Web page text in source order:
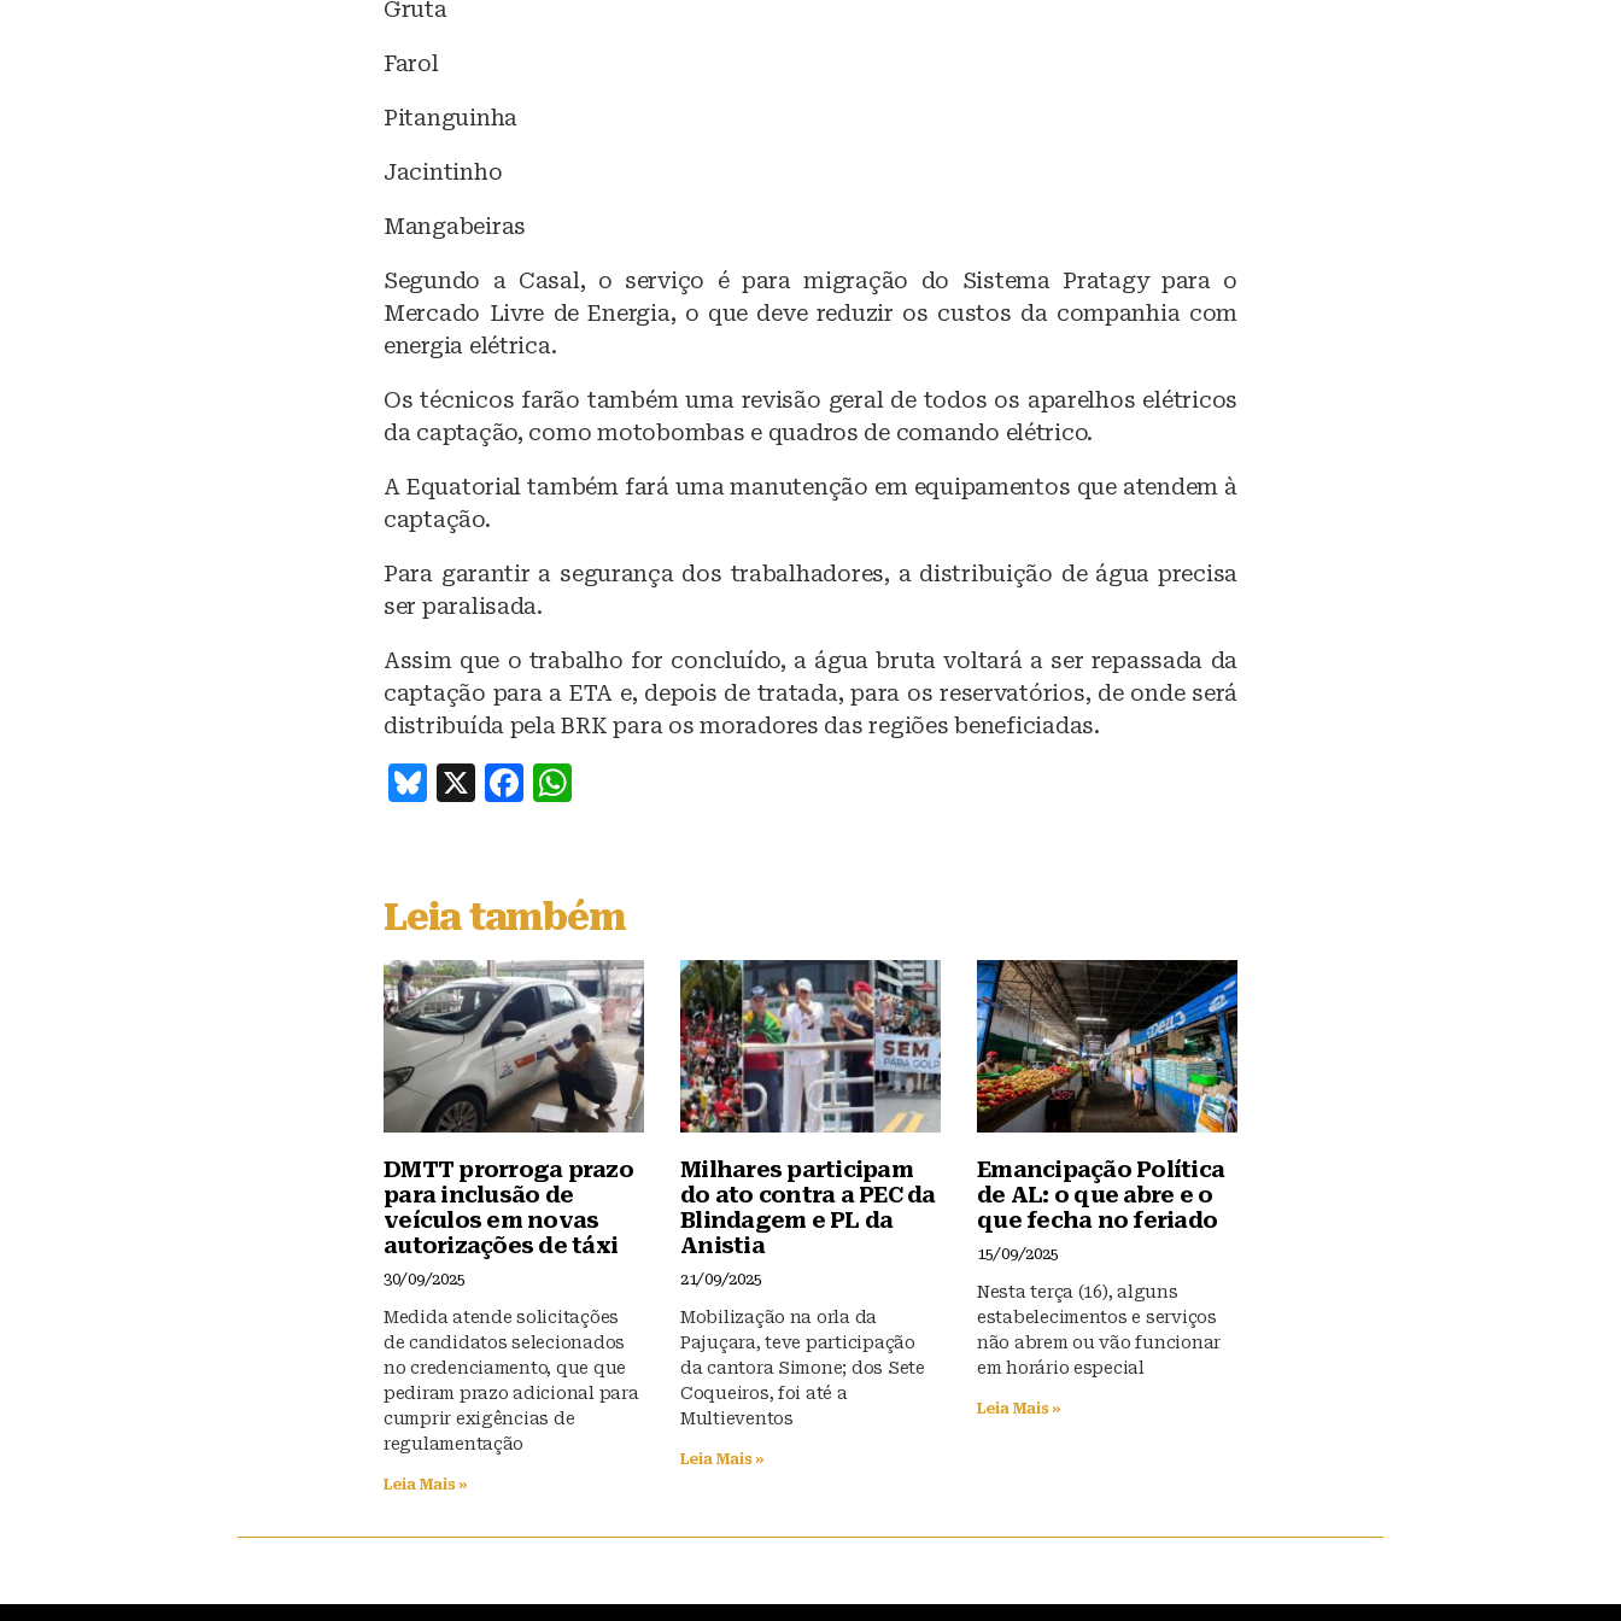
Gruta
Farol
Pitanguinha
Jacintinho
Mangabeiras
Segundo a Casal, o serviço é para migração do Sistema Pratagy para o
Mercado Livre de Energia, o que deve reduzir os custos da companhia com
energia elétrica.
Os técnicos farão também uma revisão geral de todos os aparelhos elétricos
da captação, como motobombas e quadros de comando elétrico.
A Equatorial também fará uma manutenção em equipamentos que atendem à
captação.
Para garantir a segurança dos trabalhadores, a distribuição de água precisa
ser paralisada.
Assim que o trabalho for concluído, a água bruta voltará a ser repassada da
captação para a ETA e, depois de tratada, para os reservatórios, de onde será
distribuída pela BRK para os moradores das regiões beneficiadas.
B
s
k
y
X
F
e
b
o
o
k
s
A
p
p
Leia também
DMTT prorroga prazo
para inclusão de
veículos em novas
autorizações de táxi
30/09/2025
Medida atende solicitações
de candidatos selecionados
no credenciamento, que que
pediram prazo adicional para
cumprir exigências de
regulamentação
Leia Mais »
Milhares participam
do ato contra a PEC da
Blindagem e PL da
Anistia
21/09/2025
Mobilização na orla da
Pajuçara, teve participação
da cantora Simone; dos Sete
Coqueiros, foi até a
Multieventos
Leia Mais »
Emancipação Política
de AL: o que abre e o
que fecha no feriado
15/09/2025
Nesta terça (16), alguns
estabelecimentos e serviços
não abrem ou vão funcionar
em horário especial
Leia Mais »